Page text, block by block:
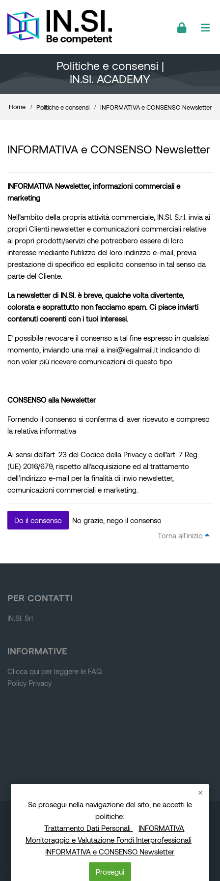
Se prosegui nella navigazione del sito, ne accetti le
politiche:
Trattamento Dati Personali
INFORMATIVA
Monitoraggio e Valutazione Fondi Interprofessionali
INFORMATIVA e CONSENSO Newsletter
Prosegui
Politiche e consensi |
IN.SI. ACADEMY
Home Politiche e consensi INFORMATIVA e CONSENSO Newsletter
INFORMATIVA e CONSENSO Newsletter
INFORMATIVA Newsletter, informazioni commerciali e
marketing
Nell’ambito della propria attività commerciale, IN.SI. S.r.l. invia ai
propri Clienti newsletter e comunicazioni commerciali relative
ai propri prodotti/servizi che potrebbero essere di loro
interesse mediante l’utilizzo del loro indirizzo e-mail, previa
prestazione di specifico ed esplicito consenso in tal senso da
parte del Cliente.
La newsletter di IN.SI. è breve, qualche volta divertente,
colorata e soprattutto non facciamo spam. Ci piace inviarti
contenuti coerenti con i tuoi interessi.
E’ possibile revocare il consenso a tal fine espresso in qualsiasi
momento, inviando una mail a insi@legalmail.it indicando di
non voler più ricevere comunicazioni di questo tipo.
CONSENSO alla Newsletter
Fornendo il consenso si conferma di aver ricevuto e compreso
la relativa informativa
Ai sensi dell’art. 23 del Codice della Privacy e dell’art. 7 Reg.
(UE) 2016/679, rispetto all’acquisizione ed al trattamento
dell’indirizzo e-mail per la finalità di invio newsletter,
comunicazioni commerciali e marketing.
Do il consenso
No grazie, nego il consenso
Torna all'inizio
Blocchi
PER CONTATTI
IN.SI. Srl
Blocchi
INFORMATIVE
Clicca qui per leggere le FAQ
Policy Privacy
© Copyright - IN.SI.